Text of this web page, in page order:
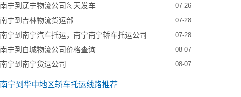
​南宁到辽宁物流公司每天发车 07-26
南宁到吉林物流货运部 07-28
南宁到南宁汽车托运，南宁南宁轿车托运公司 07-28
南宁到白城物流公司价格查询 08-07
南宁到南宁货运公司 08-07
南宁到华中地区轿车托运线路推荐